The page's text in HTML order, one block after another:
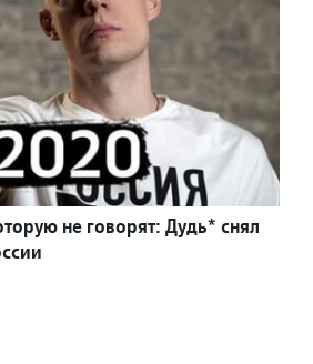
не говорят: Дудь* снял